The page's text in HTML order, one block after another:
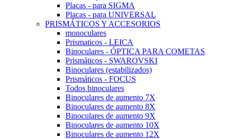
Placas - para SIGMA
Placas - para UNIVERSAL
PRISMÁTICOS Y ACCESORIOS
monoculares
Prismaticos - LEICA
Binoculares - ÓPTICA PARA COMETAS
Prismáticos - SWAROVSKI
Binoculares (estabilizados)
Prismáticos - FOCUS
Todos binoculares
Binoculares de aumento 7X
Binoculares de aumento 8X
Binoculares de aumento 9X
Binoculares de aumento 10X
Binoculares de aumento 12X